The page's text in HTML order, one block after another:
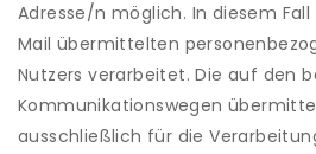
Adresse/n möglich. In diesem
Mail übermittelten
Nutzers verarbeitet. Die auf den
Kommunikationswegen
ausschließlich für die